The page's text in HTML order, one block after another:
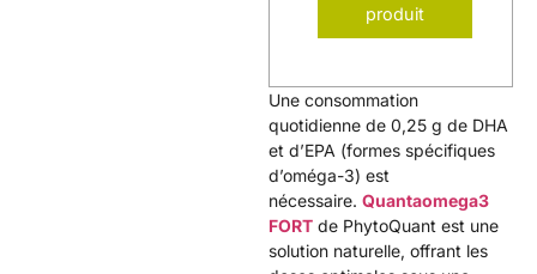
produit
Une consommation
quotidienne de 0,25 g de DHA
et d’EPA (formes spécifiques
d’oméga-3) est
nécessaire. Quantaomega3
FORT de PhytoQuant est une
solution naturelle, offrant les